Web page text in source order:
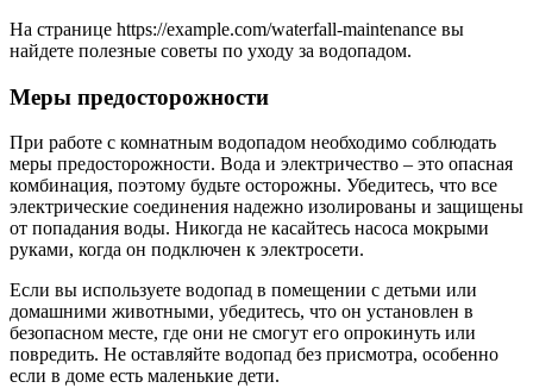
На странице https://example.com/waterfall-maintenance вы
найдете полезные советы по уходу за водопадом.
Меры предосторожности
При работе с комнатным водопадом необходимо соблюдать
меры предосторожности. Вода и электричество – это опасная
комбинация, поэтому будьте осторожны. Убедитесь, что все
электрические соединения надежно изолированы и защищены
от попадания воды. Никогда не касайтесь насоса мокрыми
руками, когда он подключен к электросети.
Если вы используете водопад в помещении с детьми или
домашними животными, убедитесь, что он установлен в
безопасном месте, где они не смогут его опрокинуть или
повредить. Не оставляйте водопад без присмотра, особенно
если в доме есть маленькие дети.